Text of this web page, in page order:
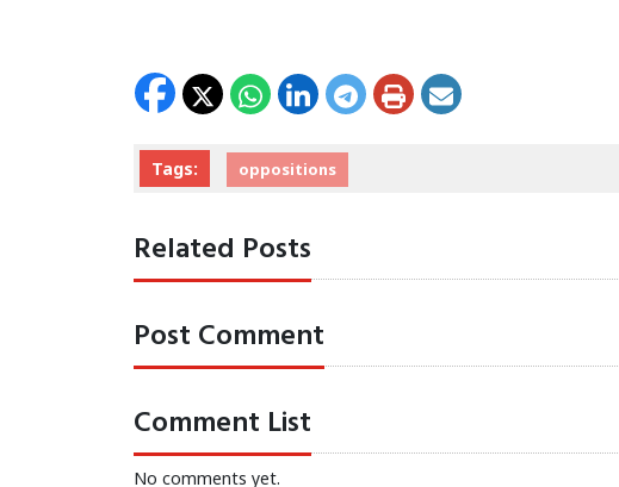
Tags: oppositions
Related Posts
Post Comment
Comment List
No comments yet.